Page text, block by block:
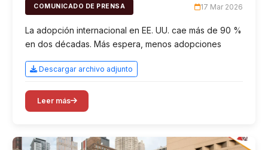
COMUNICADO DE PRENSA 17 Mar 2026
La adopción internacional en EE. UU. cae más de 90 %
en dos décadas. Más espera, menos adopciones
Descargar archivo adjunto
Leer más